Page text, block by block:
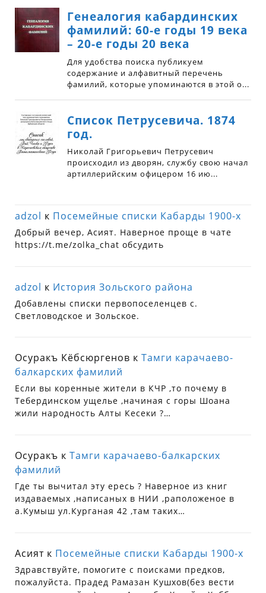
adzol к Посемейные списки Кабарды 1900-х
Добрый вечер, Асият. Наверное проще в чате
https://t.me/zolka_chat обсудить
adzol к История Зольского района
Добавлены списки первопоселенцев с.
Светловодское и Зольское.
Осуракъ Кёбсюргенов кТамги карачаево-
балкарских фамилий
Если вы коренные жители в КЧР ,то почему в
Тебердинском ущелье ,начиная с горы Шоана
жили народность Алты Кесеки ?…
Осуракъ кТамги карачаево-балкарских
фамилий
Где ты вычитал эту ересь ? Наверное из книг
издаваемых ,написаных в НИИ ,раположеное в
а.Кумыш ул.Курганая 42 ,там таких…
Асият к Посемейные списки Кабарды 1900-х
Здравствуйте, помогите с поисками предков,
пожалуйста. Прадед Рамазан Кушхов(без вести